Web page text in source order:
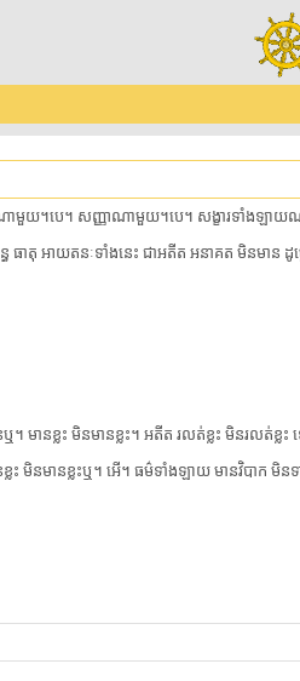
ា​ណាមួយ។បេ។ សញ្ញា​ណាមួយ។បេ។ សង្ខារ​ទាំងឡាយ​
ធាតុ អាយតនៈ​ទាំងនេះ ជា​អតីត អនាគត មិន​មាន ដូ
មាន​ខ្លះ មិន​មាន​ខ្លះ។ អតីត រលត់​ខ្លះ មិន​រលត់​ខ្លះ
ះ មិន​មាន​ខ្លះ​ឬ។ អើ។ ធម៌​ទាំងឡាយ មាន​វិបាក មិន